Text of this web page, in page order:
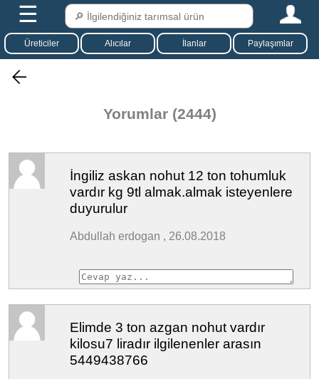
☰
Üreticiler Alıcılar İlanlar Paylaşımlar
Yorumlar (2444)
İngiliz askan nohut 12 ton tohumluk
vardır kg 9tl almak.almak isteyenlere
duyurulur
Abdullah erdogan , 26.08.2018
Elimde 3 ton azgan nohut vardır
kilosu7 liradır ilgilenenler arasın
5449438766